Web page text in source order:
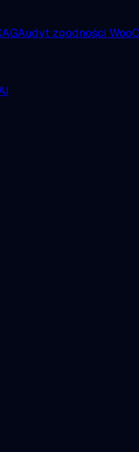
Audyt zgodności